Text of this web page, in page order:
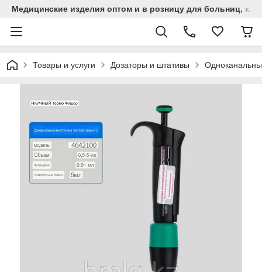
Медицинские изделия оптом и в розницу для больниц,
Товары и услуги Дозаторы и штативы